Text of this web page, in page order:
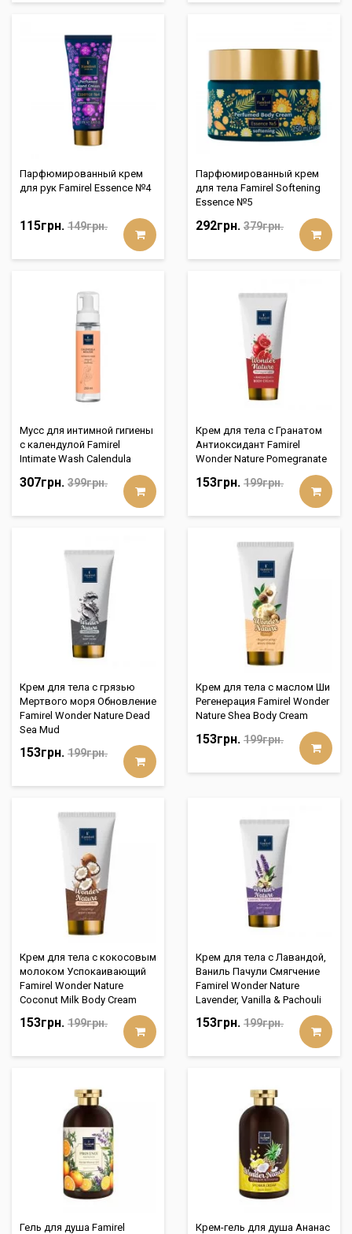
Парфюмированный крем
для рук Famirel Essence №4
115грн. 149грн.
Парфюмированный крем
для тела Famirel Softening
Essence №5
292грн. 379грн.
Мусс для интимной гигиены
с календулой Famirel
Intimate Wash Calendula
307грн. 399грн.
Крем для тела с Гранатом
Антиоксидант Famirel
Wonder Nature Pomegranate
153грн. 199грн.
Крем для тела с грязью
Мертвого моря Обновление
Famirel Wonder Nature Dead
Sea Mud
153грн. 199грн.
Крем для тела с маслом Ши
Регенерация Famirel Wonder
Nature Shea Body Cream
153грн. 199грн.
Крем для тела с кокосовым
молоком Успокаивающий
Famirel Wonder Nature
Coconut Milk Body Cream
153грн. 199грн.
Крем для тела с Лавандой,
Ваниль Пачули Смягчение
Famirel Wonder Nature
Lavender, Vanilla & Pachouli
153грн. 199грн.
Гель для душа Famirel
Крем-гель для душа Ананас